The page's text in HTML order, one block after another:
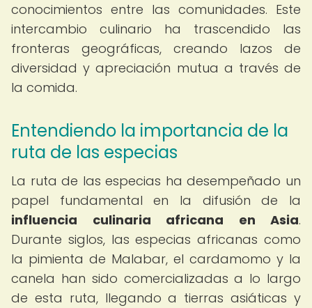
conocimientos entre las comunidades. Este
intercambio culinario ha trascendido las
fronteras geográficas, creando lazos de
diversidad y apreciación mutua a través de
la comida.
Entendiendo la importancia de la
ruta de las especias
La ruta de las especias ha desempeñado un
papel fundamental en la difusión de la
influencia culinaria africana en Asia.
Durante siglos, las especias africanas como
la pimienta de Malabar, el cardamomo y la
canela han sido comercializadas a lo largo
de esta ruta, llegando a tierras asiáticas y